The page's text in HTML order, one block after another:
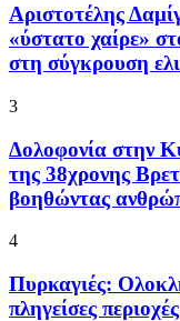
Αριστοτέλης
«ύστατο χαίρε»
στη σύγκρουση
3
Δολοφονία στην
της 38χρονης
βοηθώντας
4
Πυρκαγιές:
πληγείσες